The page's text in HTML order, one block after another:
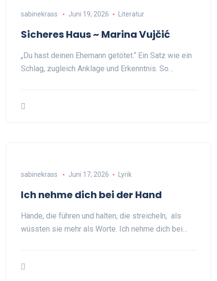
sabinekrass Juni 19, 2026 Literatur
Sicheres Haus ~ Marina Vujčić
„Du hast deinen Ehemann getötet.“ Ein Satz wie ein
Schlag, zugleich Anklage und Erkenntnis. So…
sabinekrass Juni 17, 2026 Lyrik
Ich nehme dich bei der Hand
Hände, die führen und halten, die streicheln, als
wüssten sie mehr als Worte. Ich nehme dich bei…